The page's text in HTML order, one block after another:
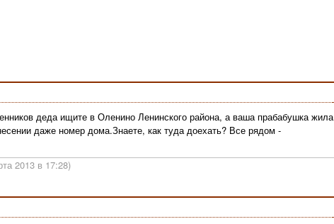
деда ищите в Оленино Ленинского района, а ваша прабабушка жила
даже номер дома.Знаете, как туда доехать? Все рядом -
2013 в 17:28)